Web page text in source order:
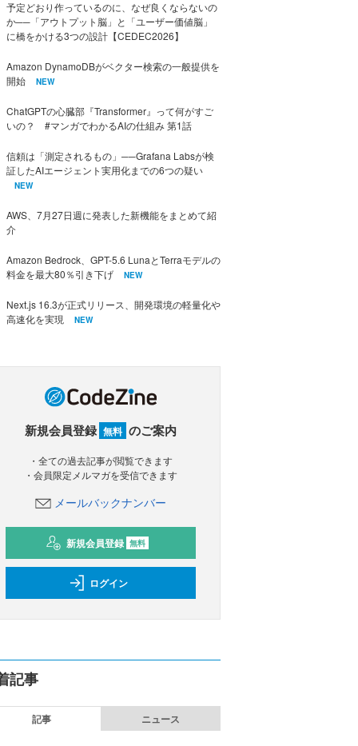
予定どおり作っているのに、なぜ良くならないの
か──「アウトプット脳」と「ユーザー価値脳」
に橋をかける3つの設計【CEDEC2026】
Amazon DynamoDBがベクター検索の一般提供を
開始
NEW
ChatGPTの心臓部『Transformer』って何がすご
いの？ #マンガでわかるAIの仕組み 第1話
信頼は「測定されるもの」──Grafana Labsが検
証したAIエージェント実用化までの6つの疑い
NEW
AWS、7月27日週に発表した新機能をまとめて紹
介
Amazon Bedrock、GPT-5.6 LunaとTerraモデルの
料金を最大80％引き下げ
NEW
Next.js 16.3が正式リリース、開発環境の軽量化や
高速化を実現
NEW
新規会員登録 無料 のご案内
・全ての過去記事が閲覧できます
・会員限定メルマガを受信できます
メールバックナンバー
新規会員登録 無料
ログイン
記事
記事 ニュース